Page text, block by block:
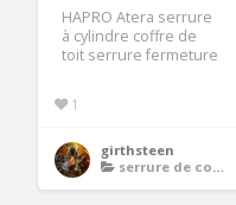
HAPRO Atera serrure
à cylindre coffre de
toit serrure fermeture
1
girthsteen
serrure de coffre de toit